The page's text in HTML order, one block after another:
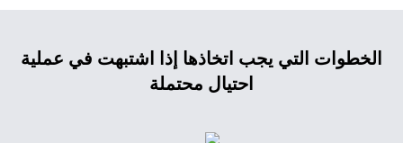
الخطوات التي يجب اتخاذها إذا اشتبهت في عملية
احتيال محتملة